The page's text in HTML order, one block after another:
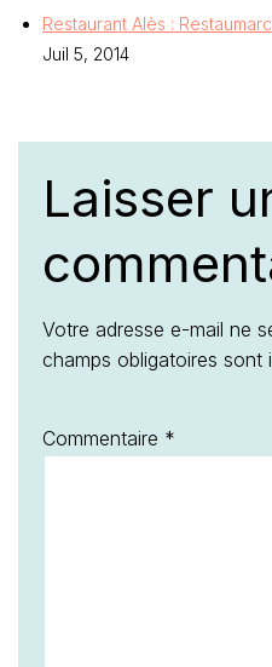
Restaurant Alès :
Juil 5, 2014
Laisser
Votre adresse e-mail ne
champs obligatoires sont
Commentaire *